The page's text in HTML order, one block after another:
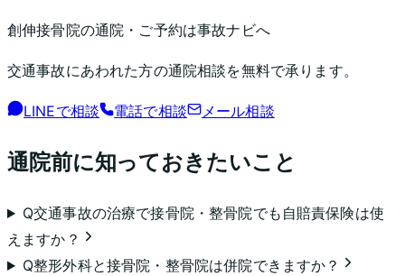
創伸接骨院の通院・ご予約は事故ナビへ
交通事故にあわれた方の通院相談を無料で承ります。
LINEで相談 電話で相談 メール相談
通院前に知っておきたいこと
Q交通事故の治療で接骨院・整骨院でも自賠責保険は使
えますか？
Q整形外科と接骨院・整骨院は併院できますか？